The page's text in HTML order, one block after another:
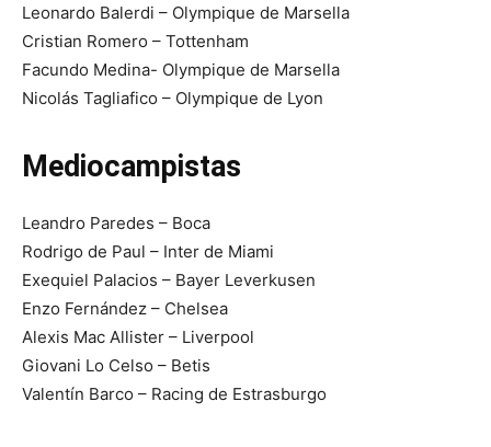
Leonardo Balerdi – Olympique de Marsella
Cristian Romero – Tottenham
Facundo Medina- Olympique de Marsella
Nicolás Tagliafico – Olympique de Lyon
Mediocampistas
Leandro Paredes – Boca
Rodrigo de Paul – Inter de Miami
Exequiel Palacios – Bayer Leverkusen
Enzo Fernández – Chelsea
Alexis Mac Allister – Liverpool
Giovani Lo Celso – Betis
Valentín Barco – Racing de Estrasburgo